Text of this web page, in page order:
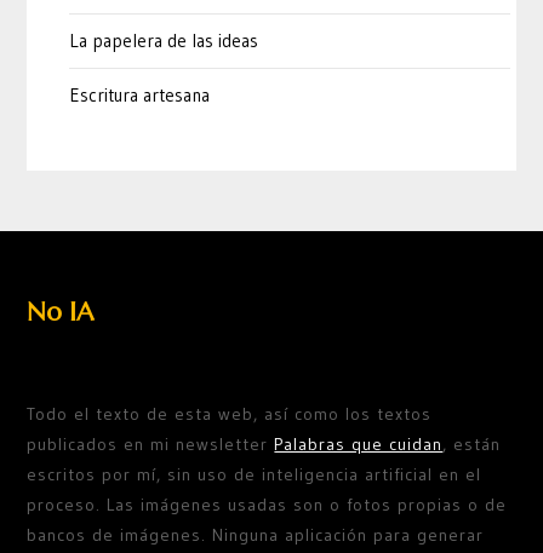
La papelera de las ideas
Escritura artesana
No IA
Todo el texto de esta web, así como los textos
publicados en mi newsletterPalabras que cuidan, están
escritos por mí, sin uso de inteligencia artificial en el
proceso. Las imágenes usadas son o fotos propias o de
bancos de imágenes. Ninguna aplicación para generar